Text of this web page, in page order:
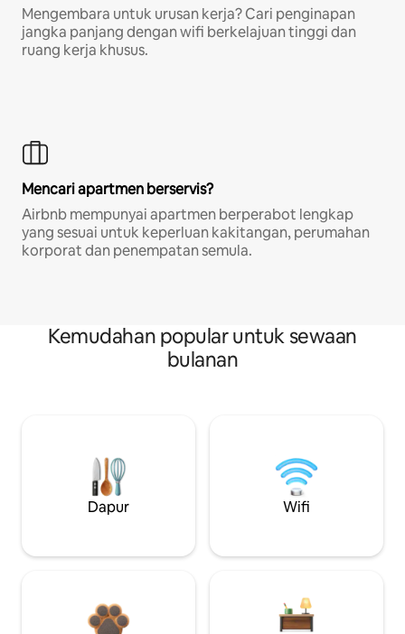
Mengembara untuk urusan kerja? Cari penginapan
jangka panjang dengan wifi berkelajuan tinggi dan
ruang kerja khusus.
Mencari apartmen berservis?
Airbnb mempunyai apartmen berperabot lengkap
yang sesuai untuk keperluan kakitangan, perumahan
korporat dan penempatan semula.
Kemudahan popular untuk sewaan
bulanan
Dapur Wifi